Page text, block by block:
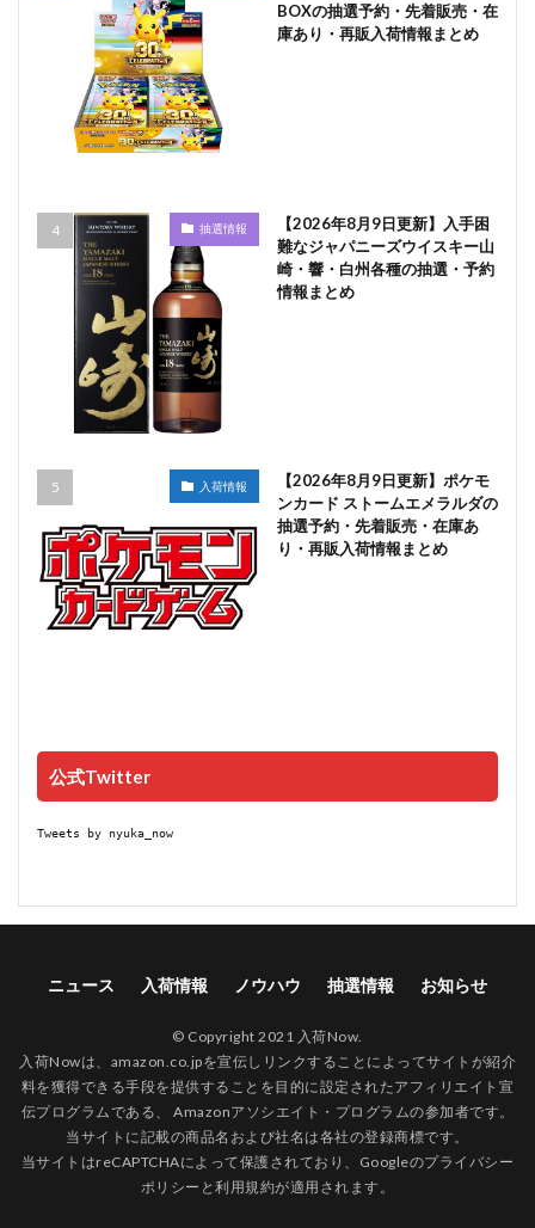
BOXの抽選予約・先着販売・在
庫あり・再販入荷情報まとめ
抽選情報
【2026年8月9日更新】入手困
難なジャパニーズウイスキー山
崎・響・白州各種の抽選・予約
情報まとめ
入荷情報
【2026年8月9日更新】ポケモ
ンカード ストームエメラルダの
抽選予約・先着販売・在庫あ
り・再販入荷情報まとめ
公式Twitter
Tweets by nyuka_now
ニュース 入荷情報 ノウハウ 抽選情報 お知らせ
© Copyright 2021 入荷Now.
入荷Nowは、amazon.co.jpを宣伝しリンクすることによってサイトが紹介
料を獲得できる手段を提供することを目的に設定されたアフィリエイト宣
伝プログラムである、 Amazonアソシエイト・プログラムの参加者です。
当サイトに記載の商品名および社名は各社の登録商標です。
当サイトはreCAPTCHAによって保護されており、Googleのプライバシー
ポリシー と利用規約が適用されます。